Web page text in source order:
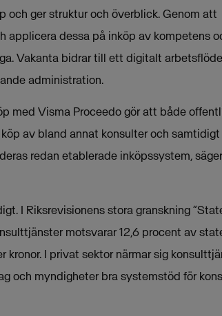
och ger struktur och överblick. Genom att
applicera dessa på inköp av kompetens
Vakanta bidrar till ett digitalt
administration.
med Visma Proceedo gör att både
av bland annat konsulter och samtidigt
redan etablerade inköpssystem,
I Riksrevisionens stora granskning
motsvarar 12,6 procent av
kronor. I privat sektor närmar sig
och myndigheter bra systemstöd för